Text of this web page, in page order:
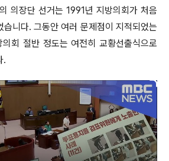
의장단 선거는 1991년 지방의회가 처음
니다. 그동안 여러 문제점이 지적되었는
회 절반 정도는 여전히 교황선출식으로
.